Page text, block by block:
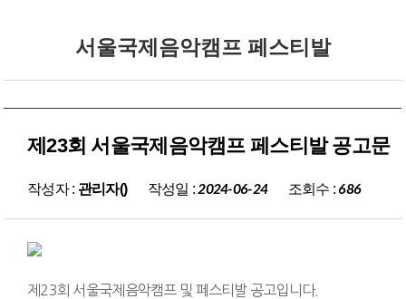
모집요강 및 공지사항
연혁
서울국제음악캠프 및 국제교류
서울국제음악캠프 페스티발
국제교류(마스터클래스, 오디션)
국내,외 전문연주자 콘서트
CD & 교본
실기지도자 자격증
서울국제음악캠프 페스티발
제23회 서울국제음악캠프 페스티발 공고문
작성자 : 관리자() 작성일 :2024-06-24 조회수 :686
제23회 서울국제음악캠프 및 페스티발 공고입니다.